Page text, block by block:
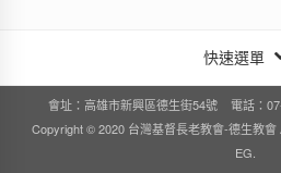
快速選單
會址：高雄市新興區德生街54號 電話：
Copyright © 2020 台灣基督長老教會-德生教
EG